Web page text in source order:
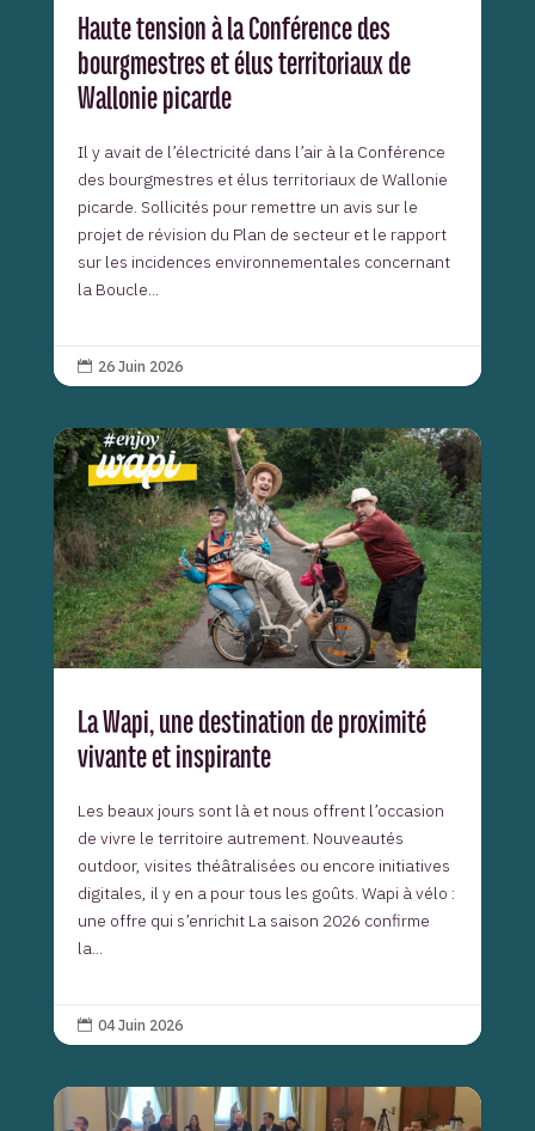
Haute tension à la Conférence des
bourgmestres et élus territoriaux de
Wallonie picarde
Il y avait de l’électricité dans l’air à la Conférence
des bourgmestres et élus territoriaux de Wallonie
picarde. Sollicités pour remettre un avis sur le
projet de révision du Plan de secteur et le rapport
sur les incidences environnementales concernant
la Boucle...
 26 Juin 2026
La Wapi, une destination de proximité
vivante et inspirante
Les beaux jours sont là et nous offrent l’occasion
de vivre le territoire autrement. Nouveautés
outdoor, visites théâtralisées ou encore initiatives
digitales, il y en a pour tous les goûts. Wapi à vélo :
une offre qui s’enrichit La saison 2026 confirme
la...
 04 Juin 2026